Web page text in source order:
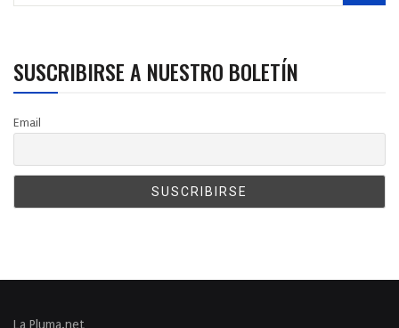
SUSCRIBIRSE A NUESTRO BOLETÍN
Email
La Pluma.net